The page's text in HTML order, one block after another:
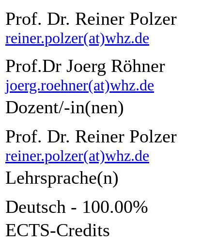
Prof. Dr. Reiner Polzer
reiner.polzer(at)whz.de
Prof.Dr Joerg Röhner
joerg.roehner(at)whz.de
Dozent/-in(nen)
Prof. Dr. Reiner Polzer
reiner.polzer(at)whz.de
Lehrsprache(n)
Deutsch - 100.00%
ECTS-Credits